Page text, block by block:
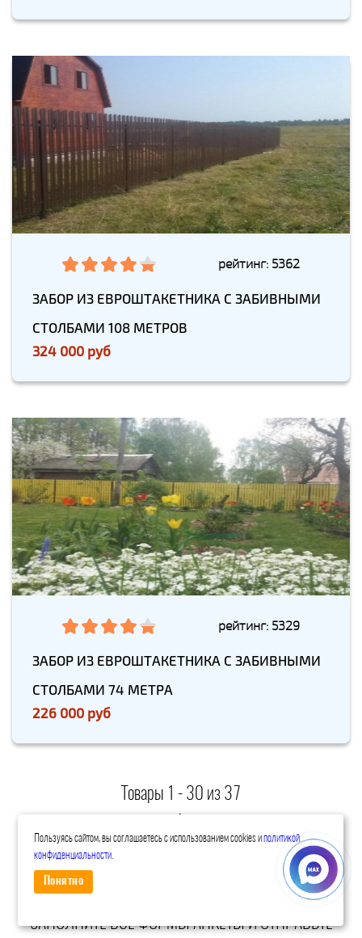
рейтинг: 5362
ЗАБОР ИЗ ЕВРОШТАКЕТНИКА С ЗАБИВНЫМИ
СТОЛБАМИ 108 МЕТРОВ
324 000 руб
рейтинг: 5329
ЗАБОР ИЗ ЕВРОШТАКЕТНИКА С ЗАБИВНЫМИ
СТОЛБАМИ 74 МЕТРА
226 000 руб
Товары 1 - 30 из 37
ПОЛУЧИТЬ ПРЕДВАРИТЕЛЬНЫЙ РАСЧЕТ
ЗАПОЛНИТЕ ВСЕ ФОРМЫ АНКЕТЫ И ОТПРАВЬТЕ
Пользуясь сайтом, вы соглашаетесь с использованием cookies иполитикой
конфиденциальности.
Понятно